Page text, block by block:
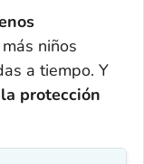
niños
a tiempo. Y
protección